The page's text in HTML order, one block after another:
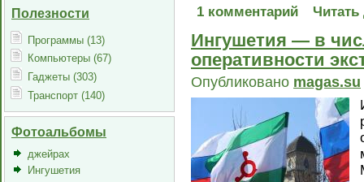
Полезности
Программы (13)
Компьютеры (67)
Гаджеты (303)
Транспорт (140)
Фотоальбомы
джейрах
Ингушетия
1 комментарий
Читать
Ингушетия — в
оперативности
Опубликовано magas.su